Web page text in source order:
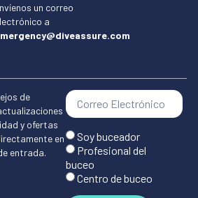
un correo
a
de
y ofertas
en
entrada.
Soy buceador
Profesional del
buceo
Centro de buceo